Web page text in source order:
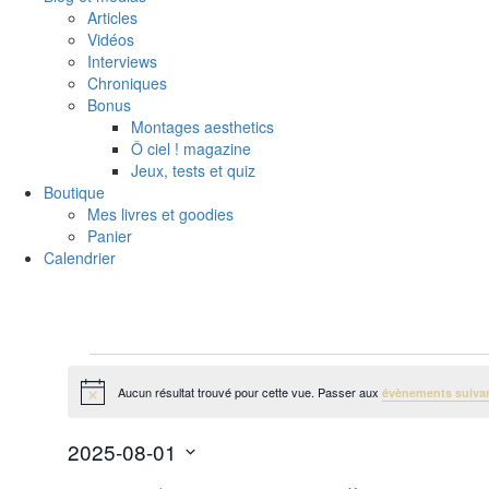
Articles
Vidéos
Interviews
Chroniques
Bonus
Montages aesthetics
Ô ciel ! magazine
Jeux, tests et quiz
Boutique
Mes livres et goodies
Panier
Calendrier
Évènements
Notice Aucun résultat trouvé pour cette vue. Passer aux évènements
2025-08-01